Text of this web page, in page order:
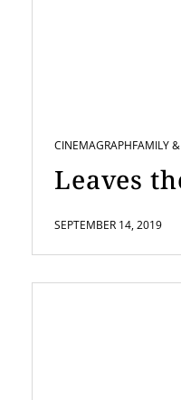
CINEMAGRAPHFAMILY
Leaves
SEPTEMBER 14, 2019